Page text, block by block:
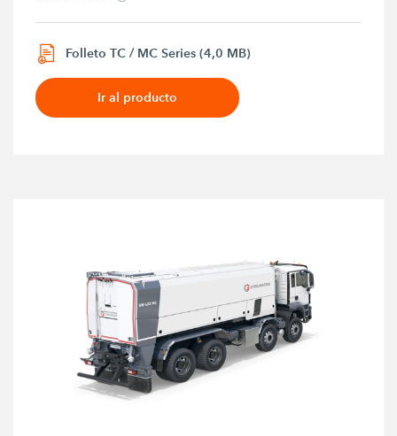
Folleto TC / MC Series (4,0 MB)
Ir al producto